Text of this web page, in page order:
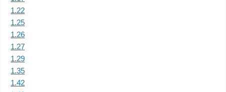
1.22
1.25
1.26
1.27
1.29
1.35
1.42